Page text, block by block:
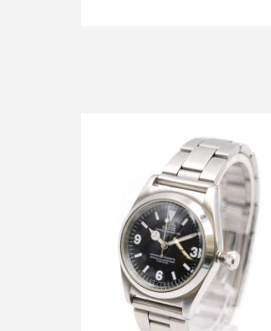
ヴァーグウォッチ×ユニバーサルプロダ
クツ BB EX1 クォーツ腕時計
買取金額7,200円
詳しく見る